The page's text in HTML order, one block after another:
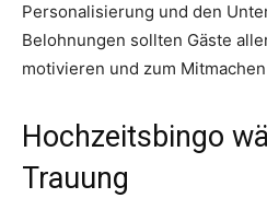
Personalisierung und den
Belohnungen sollten Gäste
motivieren und zum
Hochzeitsbingo
Trauung